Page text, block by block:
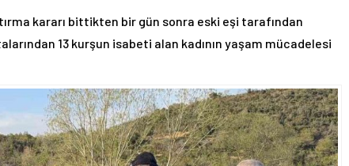
kararı bittikten bir gün sonra eski eşi tarafından
13 kurşun isabeti alan kadının yaşam mücadelesi